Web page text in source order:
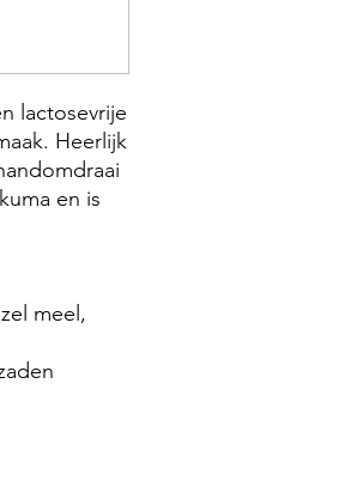
lactosevrije
Heerlijk
en is
meel,